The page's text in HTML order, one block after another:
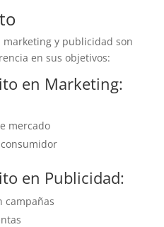
marketing y publicidad son
en sus objetivos:
en Marketing:
mercado
en Publicidad:
campañas